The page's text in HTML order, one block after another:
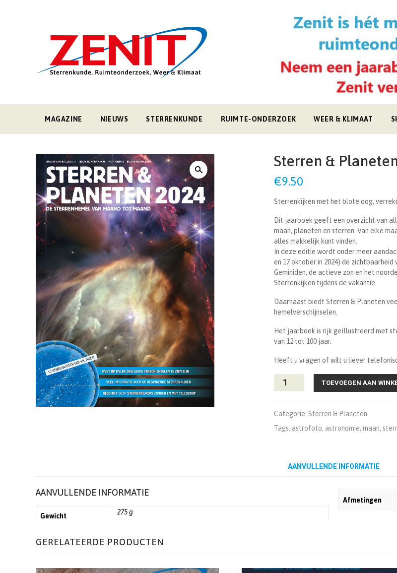
MAGAZINE NIEUWS STERRENKUNDE RUIMTE-ONDERZOEK WEER & KLIMAAT
Sterren &
€9.50
Sterrenkijken met het blote oog,
Dit jaarboek geeft een overzicht van
maan, planeten en sterren. Van elke
alles makkelijk kunt vinden.
In deze editie wordt onder meer
en 17 oktober in 2024) de
Geminiden, de actieve zon en het
Sterrenkijken tijdens de vakantie.
Daarnaast biedt Sterren & Planeten
hemelverschijnselen.
Het jaarboek is rijk geïllustreerd met
van 12 tot 100 jaar.
Heeft u vragen of wilt u liever
Sterren
2024
aantal
TOEVOEGEN AAN
Categorie: Sterren & Planeten
Tags: astrofoto, astronomie, maan,
AANVULLENDE INFORMATIE
AANVULLENDE INFORMATIE
Gewicht 275 g
Afmetingen
GERELATEERDE PRODUCTEN